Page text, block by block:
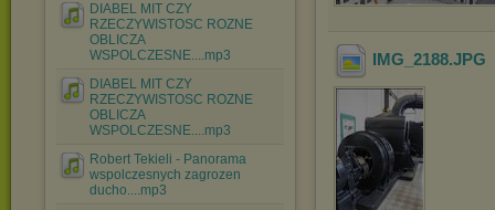
DIABEL MIT CZY
RZECZYWISTOSC ROZNE
OBLICZA
WSPOLCZESNE....mp3
DIABEL MIT CZY
RZECZYWISTOSC ROZNE
OBLICZA
WSPOLCZESNE....mp3
Robert Tekieli - Panorama
wspolczesnych zagrozen
ducho....mp3
IMG_2188.JPG